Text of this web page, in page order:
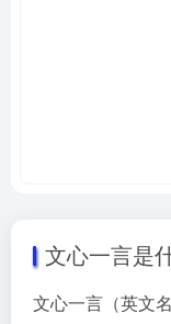
文心一言是
文心一言（英文